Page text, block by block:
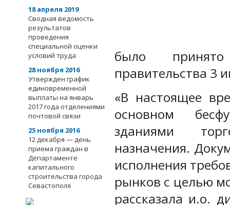
18 апреля 2019
Сводная ведомость
результатов
проведения
специальной оценки
условий труда
28 ноября 2016
Утвержден график
единовременной
выплаты на январь
2017 года отделениями
почтовой связи
25 ноября 2016
12 декабря — день
приема граждан в
Департаменте
капитального
строительства города
Севастополя
было
правительства 3
«В настоящее
основном
зданиями
назначения.
исполнения
рынков с целью
рассказала и.о.